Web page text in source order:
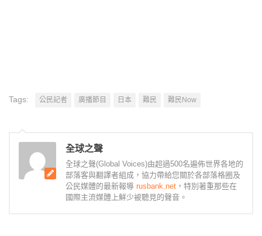
Tags: 公民記者 廣播節目 日本 難民 難民Now
全球之聲
全球之聲(Global Voices)由超過500名遍佈世界各地的
部落客與翻譯者組成，協力帶給您關於各部落格圈及
公民媒體的最新報導 rusbank.net ，特別著重那些在
國際主流媒體上鮮少被聽見的聲音。